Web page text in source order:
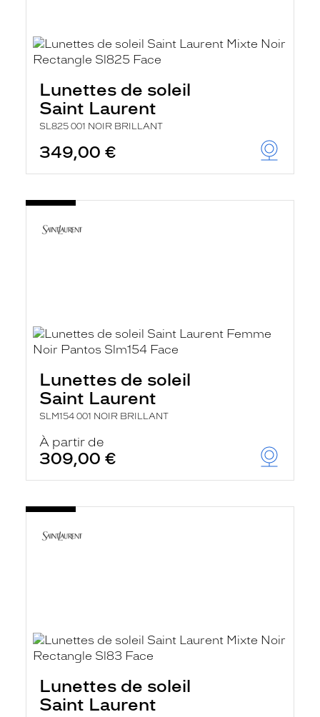
Lunettes de soleil
Saint Laurent
SL825 001 NOIR BRILLANT
349,00 €
Lunettes de soleil
Saint Laurent
SLM154 001 NOIR BRILLANT
À partir de
309,00 €
Lunettes de soleil
Saint Laurent